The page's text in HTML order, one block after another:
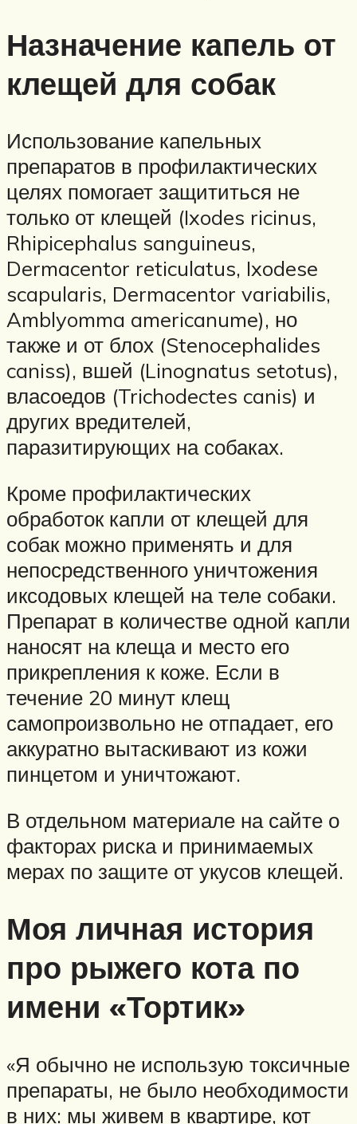
Назначение капель от
клещей для собак
Использование капельных
препаратов в профилактических
целях помогает защититься не
только от клещей (Ixodes ricinus,
Rhipicephalus sanguineus,
Dermacentor reticulatus, Ixodese
scapularis, Dermacentor variabilis,
Amblyomma americanume), но
также и от блох (Stenocephalides
caniss), вшей (Linognatus setotus),
власоедов (Trichodectes canis) и
других вредителей,
паразитирующих на собаках.
Кроме профилактических
обработок капли от клещей для
собак можно применять и для
непосредственного уничтожения
иксодовых клещей на теле собаки.
Препарат в количестве одной капли
наносят на клеща и место его
прикрепления к коже. Если в
течение 20 минут клещ
самопроизвольно не отпадает, его
аккуратно вытаскивают из кожи
пинцетом и уничтожают.
В отдельном материале на сайте о
факторах риска и принимаемых
мерах по защите от укусов клещей.
Моя личная история
про рыжего кота по
имени «Тортик»
«Я обычно не использую токсичные
препараты, не было необходимости
в них: мы живем в квартире, кот